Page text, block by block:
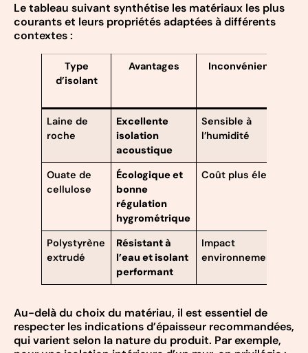
Le tableau suivant synthétise les matériaux les plus
courants et leurs propriétés adaptées à différents
contextes :
Type
d’isolant
Avantages
Inconvénients
Laine de
roche
Excellente
isolation
acoustique
Sensible à
l’humidité
Ouate de
cellulose
Écologique et
bonne
régulation
hygrométrique
Coût plus élevé
Polystyrène
extrudé
Résistant à
l’eau et isolant
performant
Impact
environnemental
Au-delà du choix du matériau, il est essentiel de
respecter les indications d’épaisseur recommandées,
qui varient selon la nature du produit. Par exemple,